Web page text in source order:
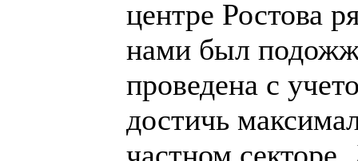
центре Ростова
нами был
проведена с
достичь